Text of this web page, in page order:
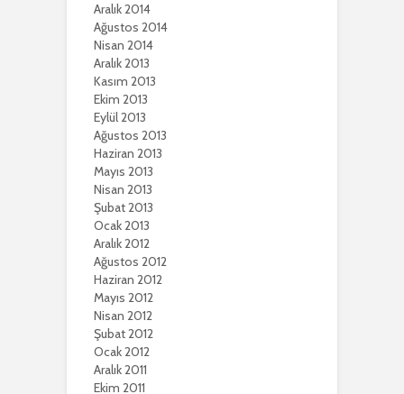
Aralık 2014
Ağustos 2014
Nisan 2014
Aralık 2013
Kasım 2013
Ekim 2013
Eylül 2013
Ağustos 2013
Haziran 2013
Mayıs 2013
Nisan 2013
Şubat 2013
Ocak 2013
Aralık 2012
Ağustos 2012
Haziran 2012
Mayıs 2012
Nisan 2012
Şubat 2012
Ocak 2012
Aralık 2011
Ekim 2011